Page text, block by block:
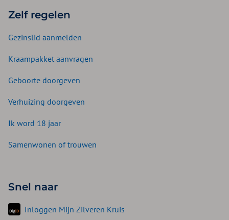
Zelf regelen
Gezinslid aanmelden
Kraampakket aanvragen
Geboorte doorgeven
Verhuizing doorgeven
Ik word 18 jaar
Samenwonen of trouwen
Snel naar
Inloggen Mijn Zilveren Kruis